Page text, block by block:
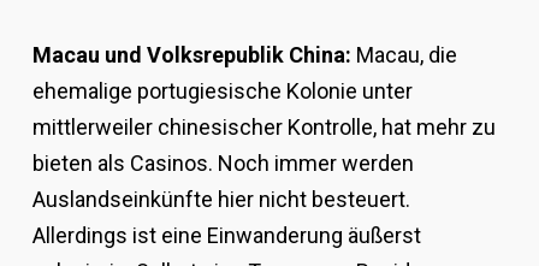
Macau und Volksrepublik China: Macau, die
ehemalige portugiesische Kolonie unter
mittlerweiler chinesischer Kontrolle, hat mehr zu
bieten als Casinos. Noch immer werden
Auslandseinkünfte hier nicht besteuert.
Allerdings ist eine Einwanderung äußerst